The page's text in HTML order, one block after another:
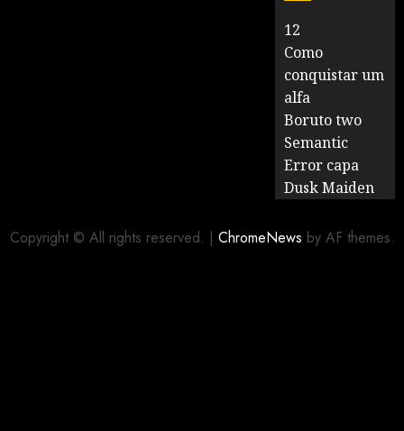
12
Como
conquistar um
alfa
Boruto two
Semantic
Error capa
Dusk Maiden
Copyright © All rights reserved. | ChromeNews by AF themes.